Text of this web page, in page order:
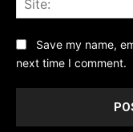
Save my name,
next time I comment.